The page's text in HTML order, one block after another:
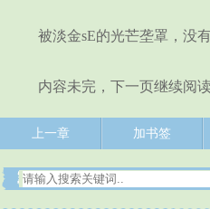
被淡金sE的光芒垄罩，没有
内容未完，下一页继续阅
上一章 加书签